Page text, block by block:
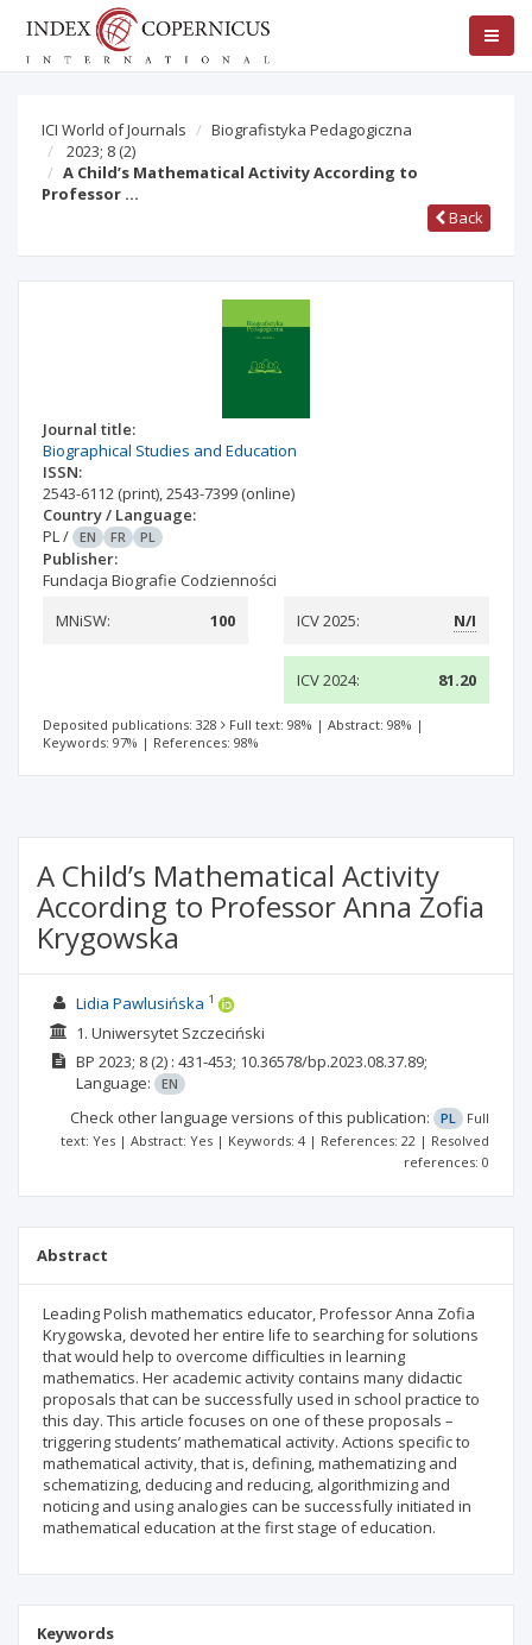
ICI World of Journals
Biografistyka Pedagogiczna
2023; 8 (2)
A Child’s Mathematical Activity According to
Professor …
Back
Journal title:
Biographical Studies and Education
ISSN:
2543-6112 (print),2543-7399 (online)
Country / Language:
PL/ EN FR PL
Publisher:
Fundacja Biografie Codzienności
MNiSW:
100 ICV 2025: N/I
ICV 2024: 81.20
Deposited publications: 328 Full text: 98% | Abstract: 98% |
Keywords: 97% | References: 98%
A Child’s Mathematical Activity
According to Professor Anna Zofia
Krygowska
Lidia Pawlusińska 1
1. Uniwersytet Szczeciński
BP 2023; 8(2) : 431-453; 10.36578/bp.2023.08.37.89;
Language:
EN
Check other language versions of this publication: PL
Full
text: Yes | Abstract: Yes | Keywords: 4 | References: 22 | Resolved
references: 0
Abstract
Leading Polish mathematics educator, Professor Anna Zofia
Krygowska, devoted her entire life to searching for solutions
that would help to overcome difficulties in learning
mathematics. Her academic activity contains many didactic
proposals that can be successfully used in school practice to
this day. This article focuses on one of these proposals –
triggering students’ mathematical activity. Actions specific to
mathematical activity, that is, defining, mathematizing and
schematizing, deducing and reducing, algorithmizing and
noticing and using analogies can be successfully initiated in
mathematical education at the first stage of education.
Keywords